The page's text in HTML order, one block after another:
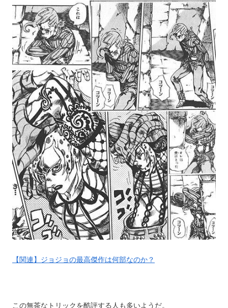
【関連】ジョジョの最高傑作は何部なのか？
この無茶なトリックを酷評する人も多いようだ。